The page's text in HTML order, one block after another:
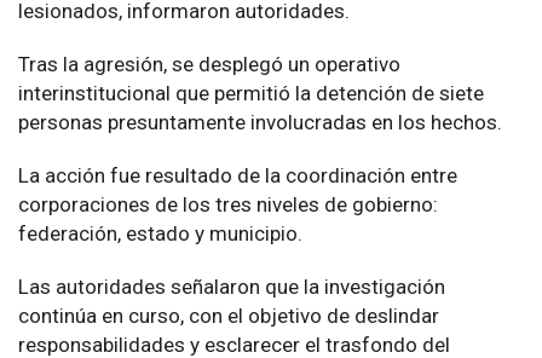
lesionados, informaron autoridades.
Tras la agresión, se desplegó un operativo
interinstitucional que permitió la detención de siete
personas presuntamente involucradas en los hechos.
La acción fue resultado de la coordinación entre
corporaciones de los tres niveles de gobierno:
federación, estado y municipio.
Las autoridades señalaron que la investigación
continúa en curso, con el objetivo de deslindar
responsabilidades y esclarecer el trasfondo del